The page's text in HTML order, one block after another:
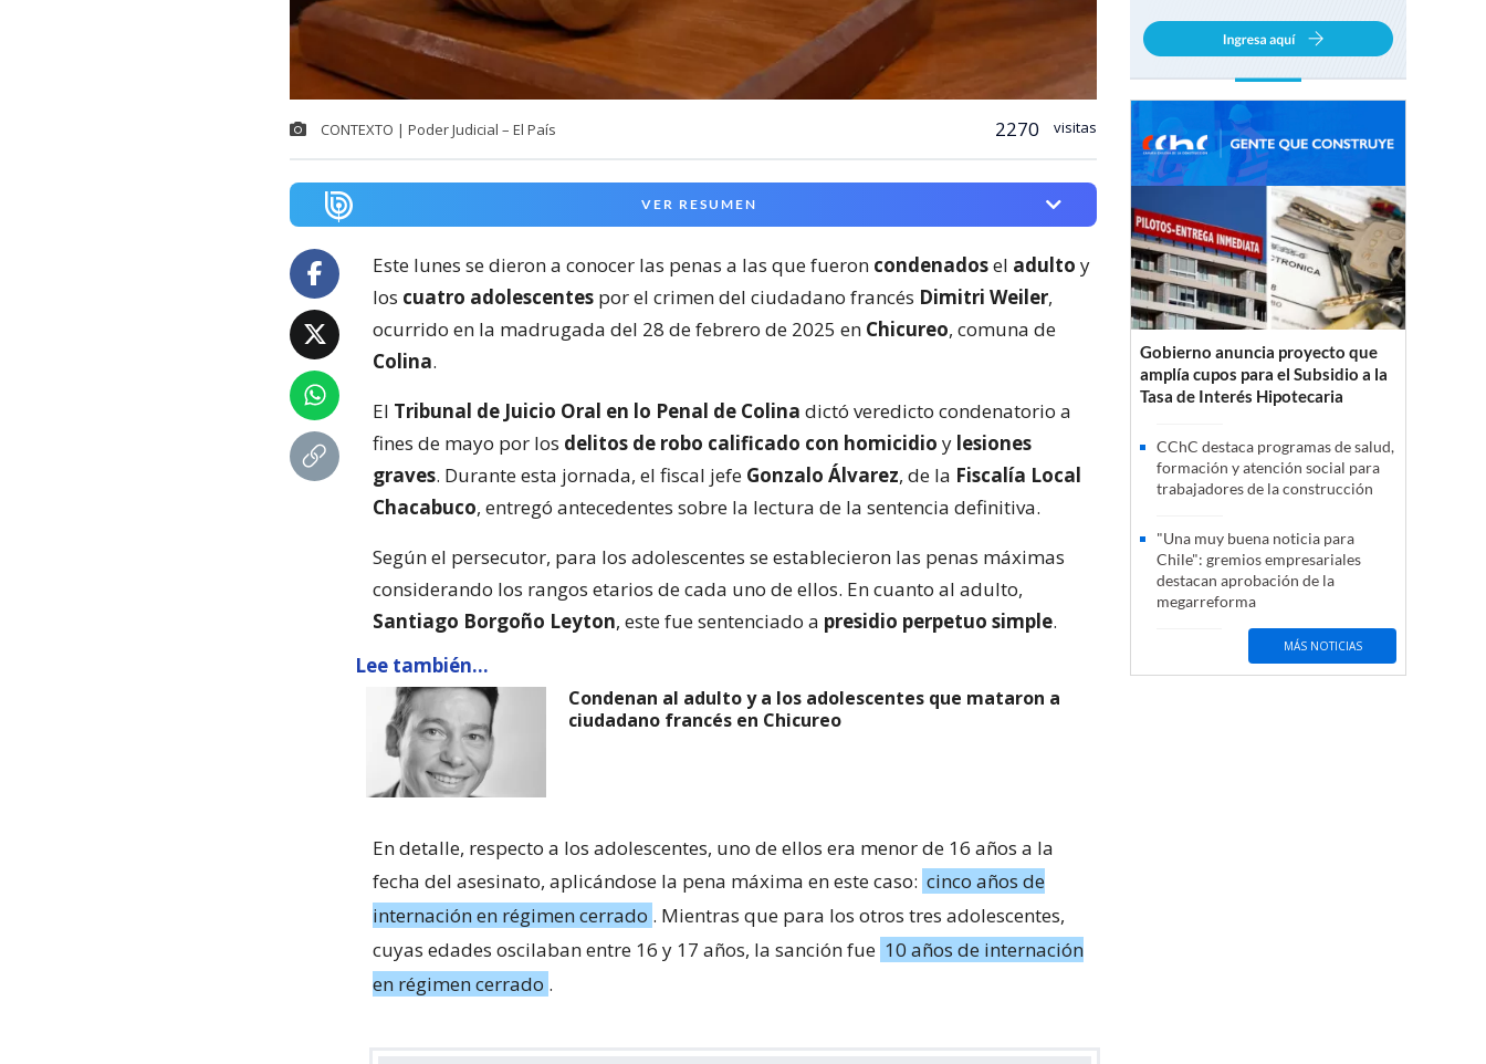
CONTEXTO | Poder Judicial – El País 2270 visitas
VER RESUMEN
Este lunes se dieron a conocer las penas a las que fueron condenadosel adulto y
los cuatro adolescentes por el crimen del ciudadano francés Dimitri Weiler,
ocurrido en la madrugada del 28 de febrero de 2025 en Chicureo, comuna de
Colina.
El Tribunal de Juicio Oral en lo Penal de Colina dictó veredicto condenatorio a
fines de mayo por los delitos de robo calificado con homicidio y lesiones
graves. Durante esta jornada, el fiscal jefe Gonzalo Álvarez, de la Fiscalía Local
Chacabuco, entregó antecedentes sobre la lectura de la sentencia definitiva.
Según el persecutor, para los adolescentes se establecieron las penas máximas
considerando los rangos etarios de cada uno de ellos. En cuanto al adulto,
Santiago Borgoño Leyton, este fue sentenciado a presidio perpetuo simple.
Lee también...
Condenan al adulto y a los adolescentes que mataron a
ciudadano francés en Chicureo
En detalle, respecto a los adolescentes, uno de ellos era menor de 16 años a la
fecha del asesinato, aplicándose la pena máxima en este caso: cinco años de
internación en régimen cerrado . Mientras que para los otros tres adolescentes,
cuyas edades oscilaban entre 16 y 17 años, la sanción fue 10 años de internación
en régimen cerrado .
Gobierno anuncia proyecto que
amplía cupos para el Subsidio a la
Tasa de Interés Hipotecaria
CChC destaca programas de salud,
formación y atención social para
trabajadores de la construcción
"Una muy buena noticia para
Chile": gremios empresariales
destacan aprobación de la
megarreforma
MÁS NOTICIAS